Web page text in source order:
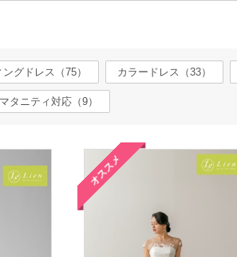
グドレス（75） カラードレス（33）
マタニティ対応（9）
オススメ